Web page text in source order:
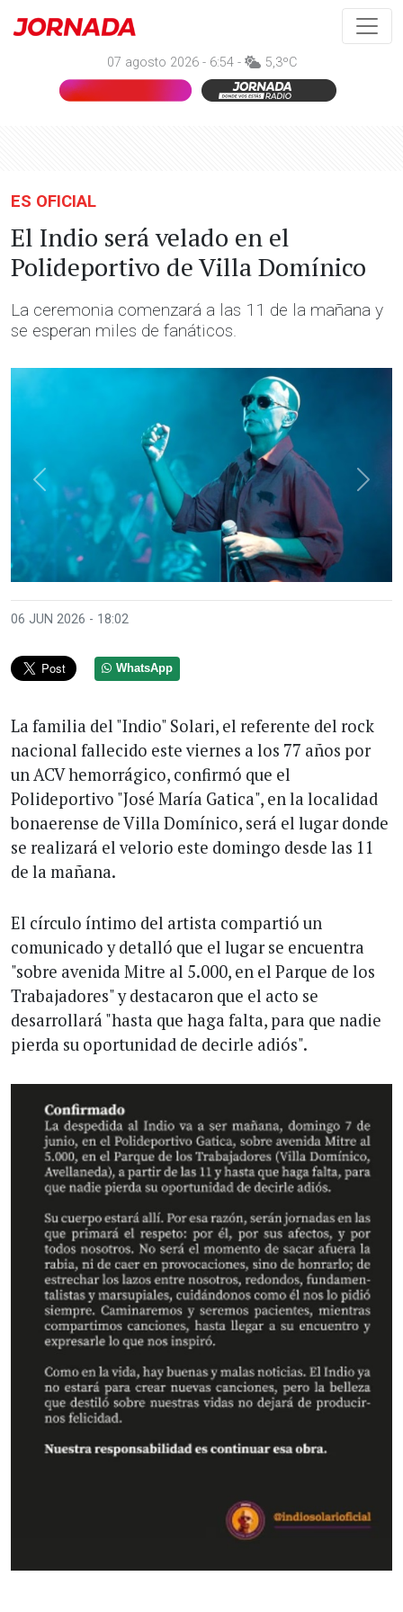
07 agosto 2026 - 6:54 - 5,3ºC
ES OFICIAL
El Indio será velado en el
Polideportivo de Villa Domínico
La ceremonia comenzará a las 11 de la mañana y
se esperan miles de fanáticos.
Anterior
06 JUN 2026 - 18:02
WhatsApp
La familia del "Indio" Solari, el referente del rock
nacional fallecido este viernes a los 77 años por
un ACV hemorrágico, confirmó que el
Polideportivo "José María Gatica", en la localidad
bonaerense de Villa Domínico, será el lugar donde
se realizará el velorio este domingo desde las 11
de la mañana.
El círculo íntimo del artista compartió un
comunicado y detalló que el lugar se encuentra
"sobre avenida Mitre al 5.000, en el Parque de los
Trabajadores" y destacaron que el acto se
desarrollará "hasta que haga falta, para que nadie
pierda su oportunidad de decirle adiós".